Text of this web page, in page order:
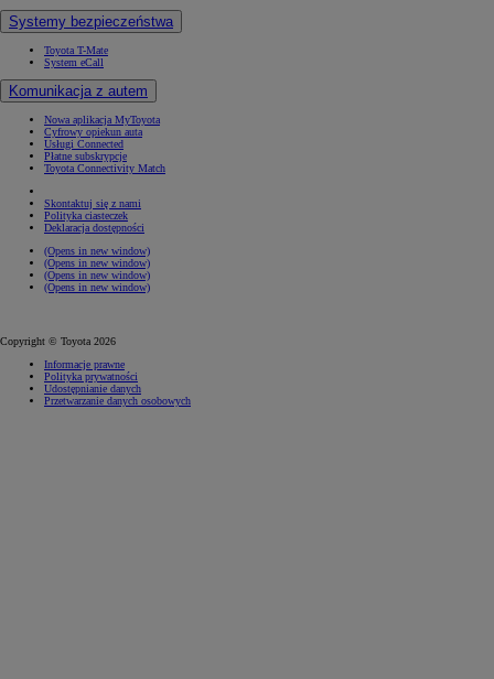
Systemy bezpieczeństwa
Toyota T-Mate
System eCall
Komunikacja z autem
Nowa aplikacja MyToyota
Cyfrowy opiekun auta
Usługi Connected
Płatne subskrypcje
Toyota Connectivity Match
Skontaktuj się z nami
Polityka ciasteczek
Deklaracja dostępności
(Opens in new window)
(Opens in new window)
(Opens in new window)
(Opens in new window)
Copyright © Toyota 2026
Informacje prawne
Polityka prywatności
Udostępnianie danych
Przetwarzanie danych osobowych